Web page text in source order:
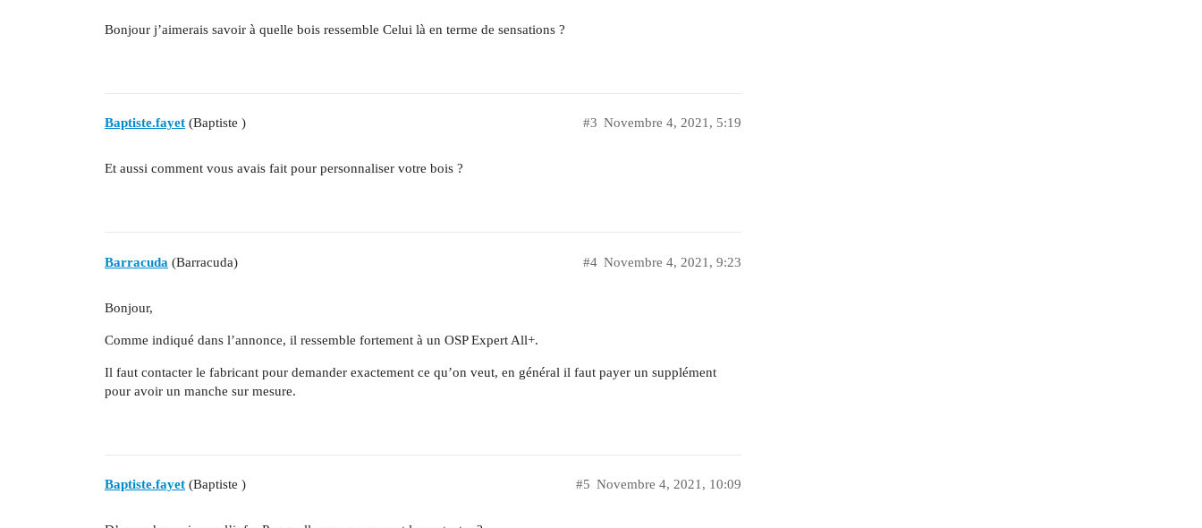
Bonjour j’aimerais savoir à quelle bois ressemble Celui là en terme de sensations ?
Baptiste.fayet (Baptiste ) Novembre 4, 2021, 5:19
#3
Et aussi comment vous avais fait pour personnaliser votre bois ?
Barracuda (Barracuda) Novembre 4, 2021, 9:23
#4
Bonjour,
Comme indiqué dans l’annonce, il ressemble fortement à un OSP Expert All+.
Il faut contacter le fabricant pour demander exactement ce qu’on veut, en général il faut payer un supplément
pour avoir un manche sur mesure.
Baptiste.fayet (Baptiste ) Novembre 4, 2021, 10:09
#5